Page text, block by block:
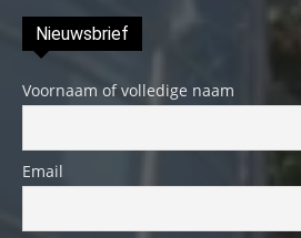
Nieuwsbrief
Voornaam of volledige naam
Email